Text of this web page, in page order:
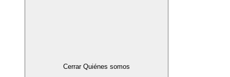
Cerrar Quiénes somos